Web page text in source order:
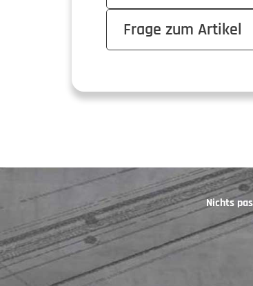
Frage zum Artikel
Nichts